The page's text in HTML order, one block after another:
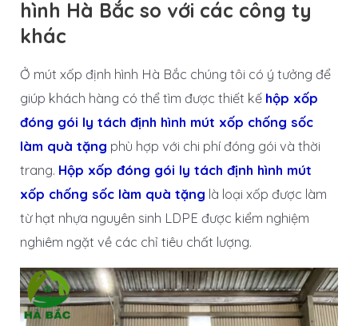
hình Hà Bắc so với các công ty
khác
Ở mút xốp định hình Hà Bắc chúng tôi có ý tưởng để
giúp khách hàng có thể tìm được thiết kế hộp xốp
đóng gói ly tách định hình mút xốp chống sốc
làm quà tặng phù hợp với chi phí đóng gói và thời
trang. Hộp xốp đóng gói ly tách định hình mút
xốp chống sốc làm quà tặng là loại xốp được làm
từ hạt nhựa nguyên sinh LDPE được kiểm nghiệm
nghiêm ngặt về các chỉ tiêu chất lượng.